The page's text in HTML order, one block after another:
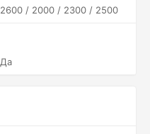
2600 / 2000 / 2300 / 2500
Да